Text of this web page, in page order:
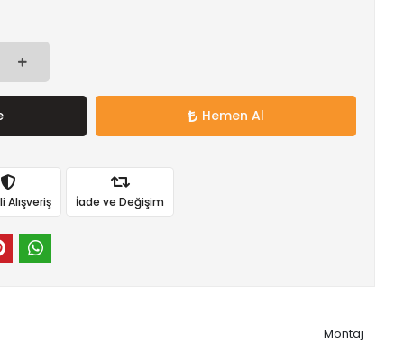
Hemen Al
Alışveriş İade ve Değişim
Montaj